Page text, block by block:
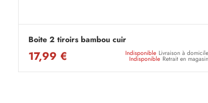
Boite 2 tiroirs bambou cuir
17,99 € Indisponible Livraison à domicile
Indisponible Retrait en magasin